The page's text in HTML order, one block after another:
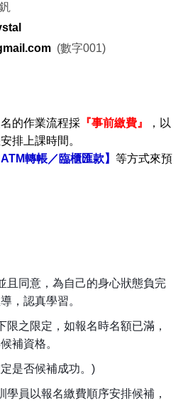
(數字001)
的作業流程採 『事前繳費』
，以
排上課時間。
ATM轉帳／臨櫃匯款】 等方式來預
且同意，為自己的身心狀態負完
，認真學習。
限之限定，如報名時名額已滿，
補資格。
是否候補成功。)
員以報名繳費順序安排候補，